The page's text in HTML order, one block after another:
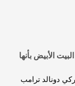
الأبيض بأنها
دونالد ترامب